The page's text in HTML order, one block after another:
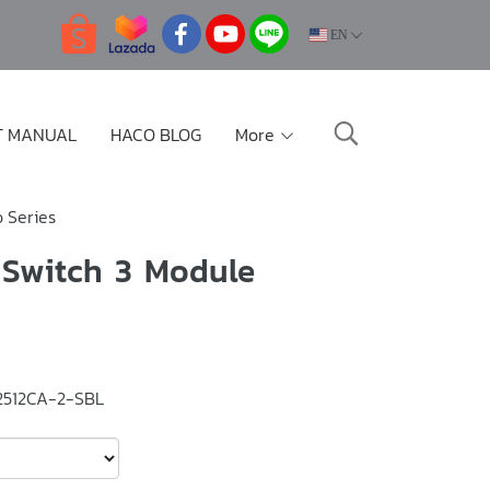
EN
MANUAL HACO BLOG More
Series
3 Module
2-SBL